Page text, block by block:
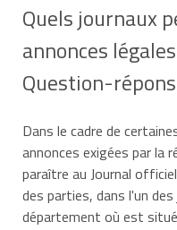
Quels journaux
annonces
Question-
Dans le cadre de
annonces exigées par la
paraître au Journal officiel
des parties, dans l'un
département où est